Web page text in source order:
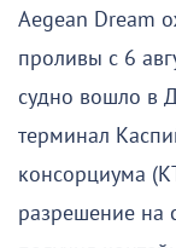
Aegean Dream
проливы с 6
судно вошло в
терминал
консорциума
разрешение на